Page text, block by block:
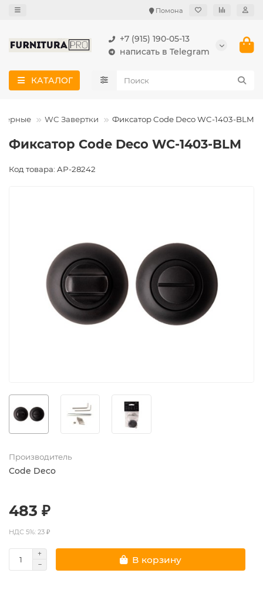
Помона
+7 (915) 190-05-13
написать в Telegram
КАТАЛОГ
WC Завертки Фиксатор Code Deco WC-1403-BLM
Фиксатор Code Deco WC-1403-BLM
Код товара: AP-28242
Производитель
Code Deco
483 ₽
НДС 5%: 23 ₽
В корзину